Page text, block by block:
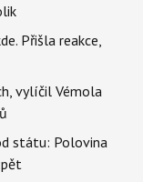
Přišla reakce,
vylíčil Vémola
státu: Polovina